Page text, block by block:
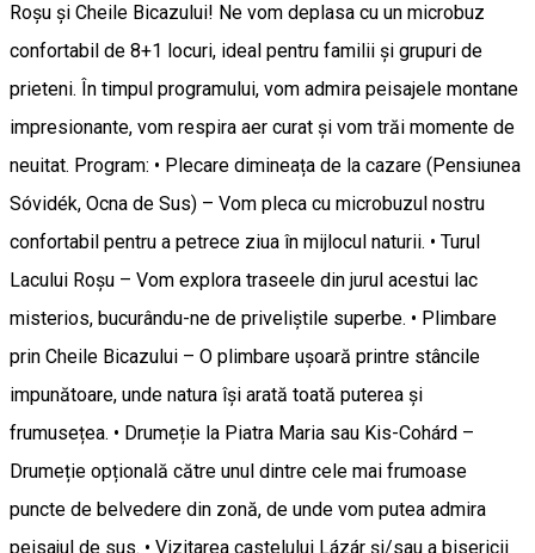
Roșu și Cheile Bicazului! Ne vom deplasa cu un microbuz
confortabil de 8+1 locuri, ideal pentru familii și grupuri de
prieteni. În timpul programului, vom admira peisajele montane
impresionante, vom respira aer curat și vom trăi momente de
neuitat. Program: • Plecare dimineața de la cazare (Pensiunea
Sóvidék, Ocna de Sus) – Vom pleca cu microbuzul nostru
confortabil pentru a petrece ziua în mijlocul naturii. • Turul
Lacului Roșu – Vom explora traseele din jurul acestui lac
misterios, bucurându-ne de priveliștile superbe. • Plimbare
prin Cheile Bicazului – O plimbare ușoară printre stâncile
impunătoare, unde natura își arată toată puterea și
frumusețea. • Drumeție la Piatra Maria sau Kis-Cohárd –
Drumeție opțională către unul dintre cele mai frumoase
puncte de belvedere din zonă, de unde vom putea admira
peisajul de sus. • Vizitarea castelului Lázár și/sau a bisericii